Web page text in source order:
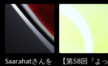
Saarahatさんを
【第58回『よっ